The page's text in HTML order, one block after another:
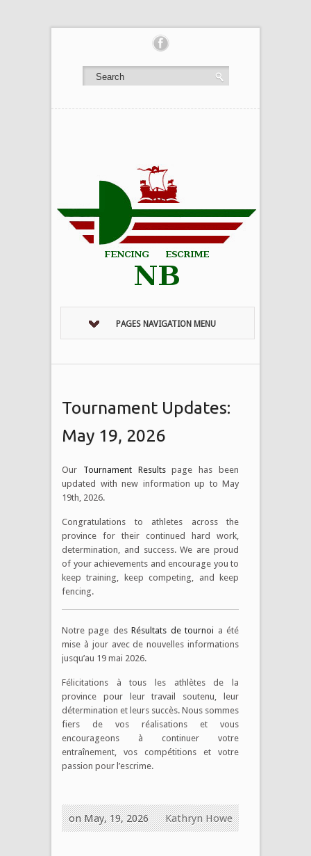
PAGES NAVIGATION MENU
Tournament Updates:
May 19, 2026
Our Tournament Resultspage has been
updated with new information up to May
19th, 2026.
Congratulations to athletes across the
province for their continued hard work,
determination, and success. We are proud
of your achievements and encourage you to
keep training, keep competing, and keep
fencing.
Notre page desRésultats de tournoi a été
mise à jour avec de nouvelles informations
jusqu’au 19 mai 2026.
Félicitations à tous les athlètes de la
province pour leur travail soutenu, leur
détermination et leurs succès. Nous sommes
fiers de vos réalisations et vous
encourageons à continuer votre
entraînement, vos compétitions et votre
passion pour l’escrime.
Kathryn Howe
on May, 19, 2026